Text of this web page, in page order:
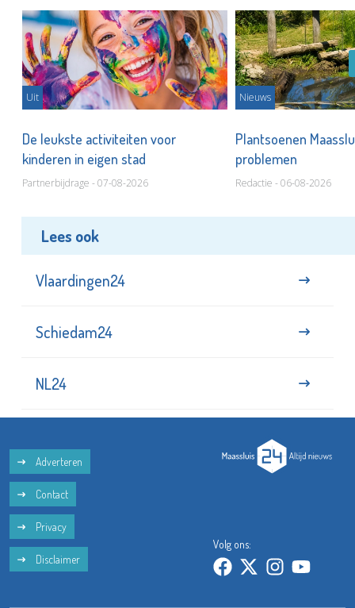
Uit
De leukste activiteiten voor
kinderen in eigen stad
Partnerbijdrage - 07-08-2026
Nieuws
Plantsoenen
problemen
Redactie - 06-08-2026
Lees ook
Vlaardingen24
Schiedam24
NL24
Adverteren
Contact
Privacy
Disclaimer
Volg ons: